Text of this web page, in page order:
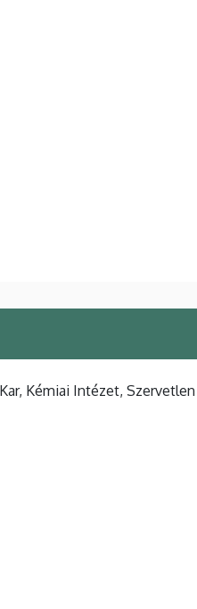
Kémiai Intézet, Szervetlen